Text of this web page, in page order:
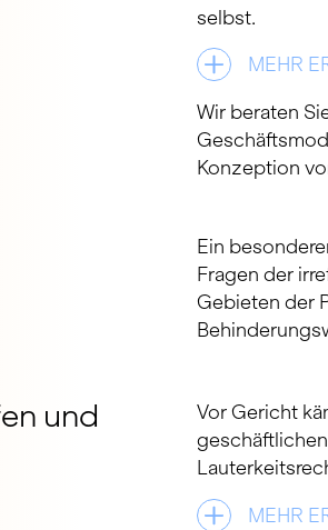
selbst.
MEHR
Wir beraten
Konzeption
Ein
Fragen der
Gebieten der
und
Vor Gericht
MEHR